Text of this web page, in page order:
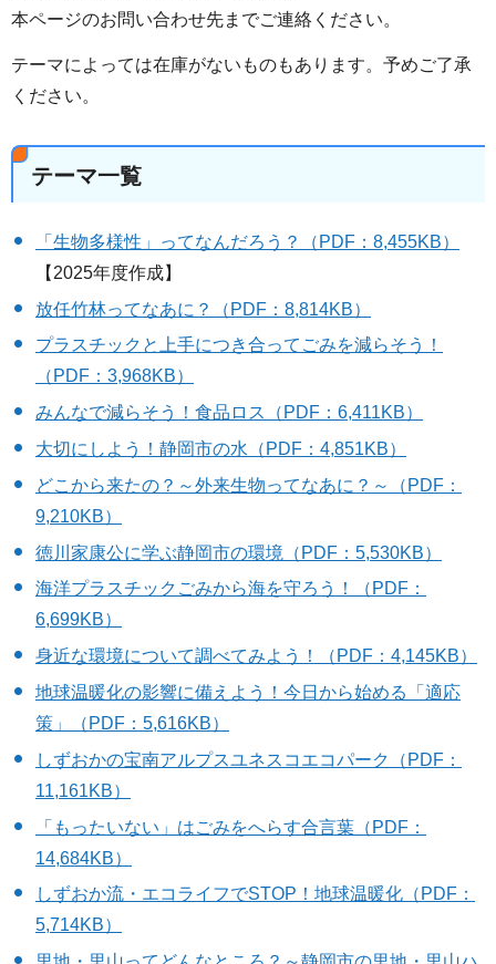
本ページのお問い合わせ先までご連絡ください。
テーマによっては在庫がないものもあります。予めご了承
ください。
テーマ一覧
「生物多様性」ってなんだろう？（PDF：8,455KB）
【2025年度作成】
放任竹林ってなあに？（PDF：8,814KB）
プラスチックと上手につき合ってごみを減らそう！
（PDF：3,968KB）
みんなで減らそう！食品ロス（PDF：6,411KB）
大切にしよう！静岡市の水（PDF：4,851KB）
どこから来たの？～外来生物ってなあに？～（PDF：
9,210KB）
徳川家康公に学ぶ静岡市の環境（PDF：5,530KB）
海洋プラスチックごみから海を守ろう！（PDF：
6,699KB）
身近な環境について調べてみよう！（PDF：4,145KB）
地球温暖化の影響に備えよう！今日から始める「適応
策」（PDF：5,616KB）
しずおかの宝南アルプスユネスコエコパーク（PDF：
11,161KB）
「もったいない」はごみをへらす合言葉（PDF：
14,684KB）
しずおか流・エコライフでSTOP！地球温暖化（PDF：
5,714KB）